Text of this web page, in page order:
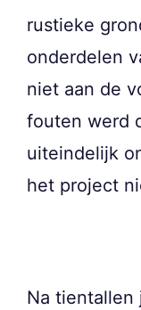
rustieke
onderdelen
niet aan de
fouten werd
uiteindelijk
het project
Na tientallen